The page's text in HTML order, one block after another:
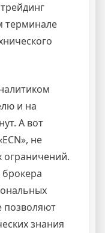
терминале
и на
А вот
не
ограничений.
позволяют
знания